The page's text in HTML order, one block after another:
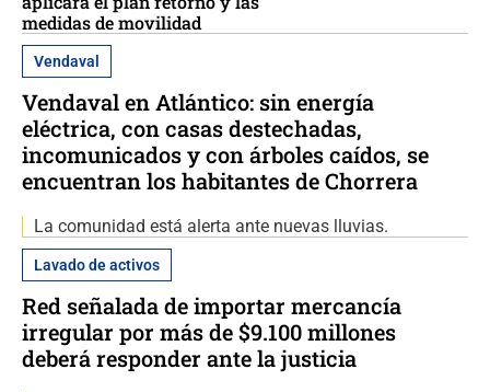
medidas de movilidad
Vendaval
Vendaval en Atlántico: sin energía
eléctrica, con casas destechadas,
incomunicados y con árboles caídos, se
encuentran los habitantes de Chorrera
La comunidad está alerta ante nuevas lluvias.
Lavado de activos
Red señalada de importar mercancía
irregular por más de $9.100 millones
deberá responder ante la justicia